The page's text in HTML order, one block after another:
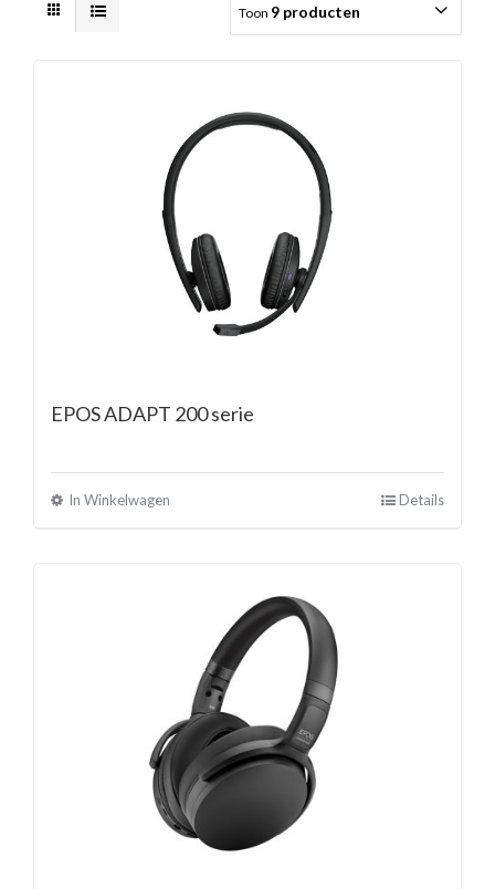
Toon 9 producten
EPOS ADAPT 200 serie
In Winkelwagen Details